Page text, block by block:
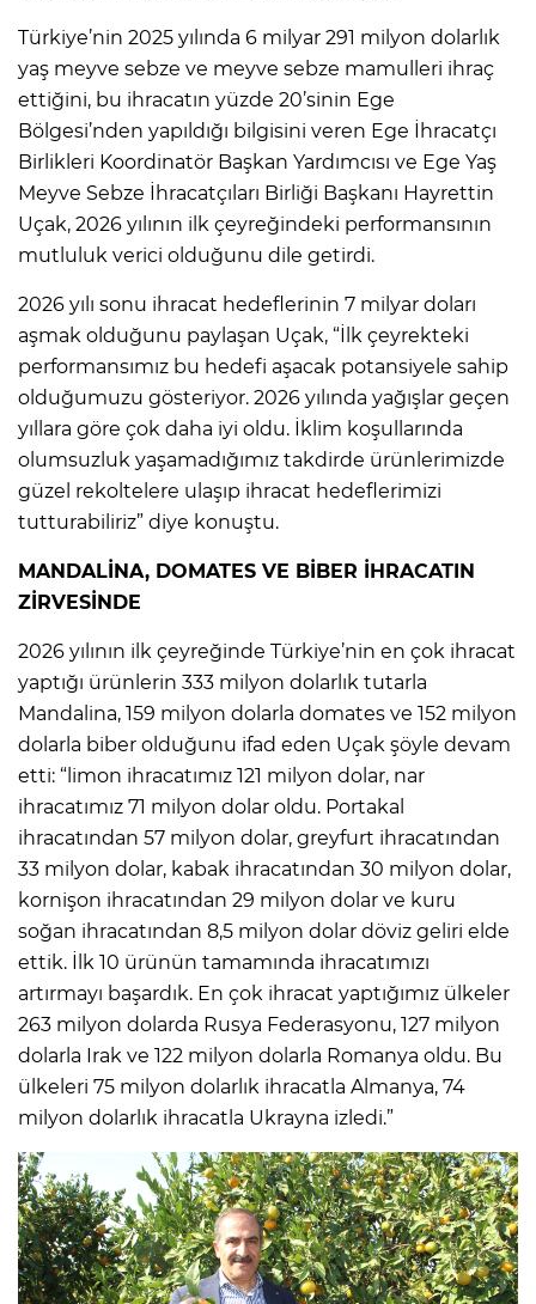
Türkiye’nin 2025 yılında 6 milyar 291 milyon dolarlık
yaş meyve sebze ve meyve sebze mamulleri ihraç
ettiğini, bu ihracatın yüzde 20’sinin Ege
Bölgesi’nden yapıldığı bilgisini veren Ege İhracatçı
Birlikleri Koordinatör Başkan Yardımcısı ve Ege Yaş
Meyve Sebze İhracatçıları Birliği Başkanı Hayrettin
Uçak, 2026 yılının ilk çeyreğindeki performansının
mutluluk verici olduğunu dile getirdi.
2026 yılı sonu ihracat hedeflerinin 7 milyar doları
aşmak olduğunu paylaşan Uçak, “İlk çeyrekteki
performansımız bu hedefi aşacak potansiyele sahip
olduğumuzu gösteriyor. 2026 yılında yağışlar geçen
yıllara göre çok daha iyi oldu. İklim koşullarında
olumsuzluk yaşamadığımız takdirde ürünlerimizde
güzel rekoltelere ulaşıp ihracat hedeflerimizi
tutturabiliriz” diye konuştu.
MANDALİNA, DOMATES VE BİBER İHRACATIN
ZİRVESİNDE
2026 yılının ilk çeyreğinde Türkiye’nin en çok ihracat
yaptığı ürünlerin 333 milyon dolarlık tutarla
Mandalina, 159 milyon dolarla domates ve 152 milyon
dolarla biber olduğunu ifad eden Uçak şöyle devam
etti: “limon ihracatımız 121 milyon dolar, nar
ihracatımız 71 milyon dolar oldu. Portakal
ihracatından 57 milyon dolar, greyfurt ihracatından
33 milyon dolar, kabak ihracatından 30 milyon dolar,
kornişon ihracatından 29 milyon dolar ve kuru
soğan ihracatından 8,5 milyon dolar döviz geliri elde
ettik. İlk 10 ürünün tamamında ihracatımızı
artırmayı başardık. En çok ihracat yaptığımız ülkeler
263 milyon dolarda Rusya Federasyonu, 127 milyon
dolarla Irak ve 122 milyon dolarla Romanya oldu. Bu
ülkeleri 75 milyon dolarlık ihracatla Almanya, 74
milyon dolarlık ihracatla Ukrayna izledi.”